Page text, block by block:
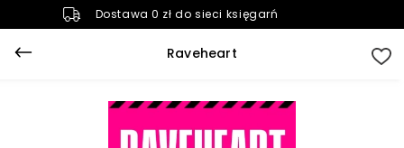
Dostawa 0 zł do sieci księgarń
Raveheart